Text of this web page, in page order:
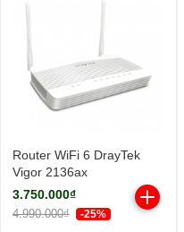
Router WiFi 6 DrayTek
Vigor 2136ax
3.750.000₫
4.990.000₫ -25%